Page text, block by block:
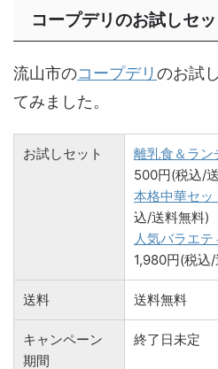
コープデリのお試しセ
流山市のコープデリのお試
てみました。
お試しセット
離乳食＆ラン
500円(税込/
本格中華セッ
込/送料無料)
人気バラエ
1,980円(税込
送料 送料無料
キャンペーン
期間
終了日未定